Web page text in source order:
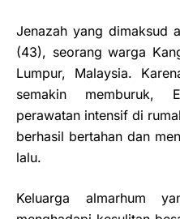
Jenazah yang dimaksud
(43), seorang warga
Lumpur, Malaysia.
semakin memburuk,
perawatan intensif di
berhasil bertahan dan
lalu.
Keluarga almarhum